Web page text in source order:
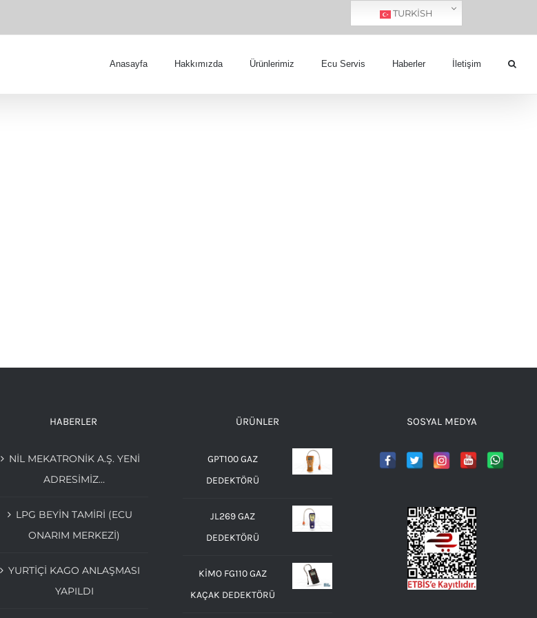
Anasayfa Hakkımızda Ürünlerimiz Ecu Servis Haberler İletişim
HABERLER
NIL MEKATRONIK A.Ş. YENI
ADRESIMIZ…
LPG BEYIN TAMIRI (ECU
ONARIM MERKEZI)
YURTİÇİ KAGO ANLAŞMASI
YAPILDI
ÜRÜNLER
GPT100 GAZ
DEDEKTÖRÜ
JL269 GAZ
DEDEKTÖRÜ
KIMO FG110 GAZ
KAÇAK DEDEKTÖRÜ
SOSYAL MEDYA
TURKISH